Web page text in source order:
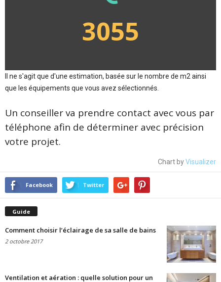
3055
Il ne s'agit que d'une estimation, basée sur le nombre de m2 ainsi
que les équipements que vous avez sélectionnés.
Un conseiller va prendre contact avec vous par
téléphone afin de déterminer avec précision
votre projet.
Chart byVisualizer
Facebook Twitter
Guide
Comment choisir l’éclairage de sa salle de bains
2 octobre 2017
Ventilation et aération : quelle solution pour un